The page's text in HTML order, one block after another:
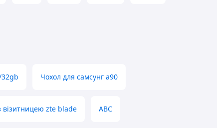
32gb Чохол для самсунг а90
візитницею zte blade ABC